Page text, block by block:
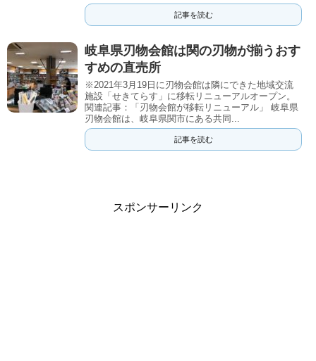
記事を読む
岐阜県刃物会館は関の刃物が揃うおす
すめの直売所
※2021年3月19日に刃物会館は隣にできた地域交流
施設「せきてらす」に移転リニューアルオープン。
関連記事：「刃物会館が移転リニューアル」 岐阜県
刃物会館は、岐阜県関市にある共同...
記事を読む
スポンサーリンク